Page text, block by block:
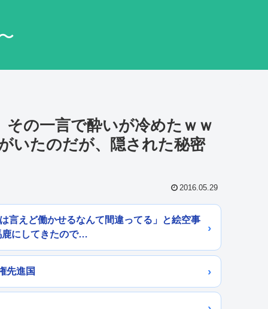
その一言で酔いが冷めたｗｗ
いたのだが、隠された秘密
2016.05.29
言えど働かせるなんて間違ってる」と絵空事
にしてきたので…
先進国